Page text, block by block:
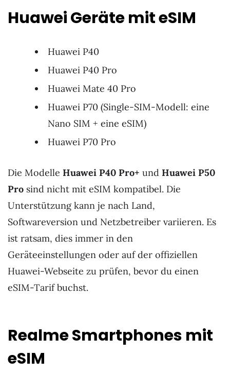
Huawei Geräte mit eSIM
Huawei P40
Huawei P40 Pro
Huawei Mate 40 Pro
Huawei P70 (Single-SIM-Modell: eine
Nano SIM + eine eSIM)
Huawei P70 Pro
Die Modelle Huawei P40 Pro+ und Huawei P50
Pro sind nicht mit eSIM kompatibel. Die
Unterstützung kann je nach Land,
Softwareversion und Netzbetreiber variieren. Es
ist ratsam, dies immer in den
Geräteeinstellungen oder auf der offiziellen
Huawei-Webseite zu prüfen, bevor du einen
eSIM-Tarif buchst.
Realme Smartphones mit
eSIM